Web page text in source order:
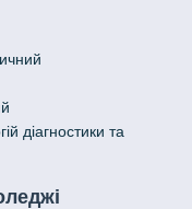
діагностики та